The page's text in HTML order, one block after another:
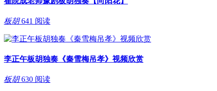
板胡 641 阅读
李正午板胡独奏《秦雪梅吊孝》视频欣赏
板胡 630 阅读